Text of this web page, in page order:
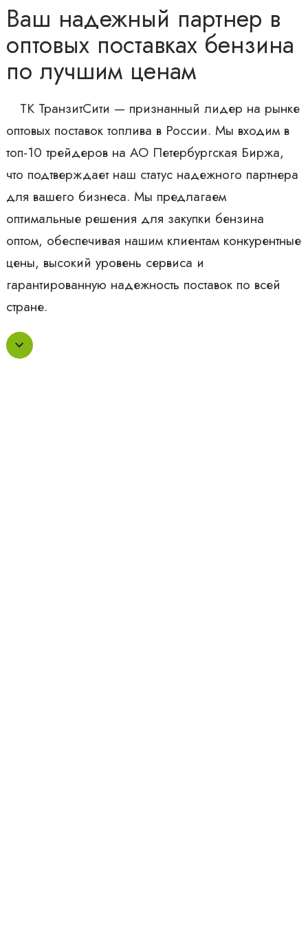
Ваш надежный партнер в
оптовых поставках бензина
по лучшим ценам
ТК ТранзитСити — признанный лидер на рынке
оптовых поставок топлива в России. Мы входим в
топ-10 трейдеров на АО Петербургская Биржа,
что подтверждает наш статус надежного партнера
для вашего бизнеса. Мы предлагаем
оптимальные решения для закупки бензина
оптом, обеспечивая нашим клиентам конкурентные
цены, высокий уровень сервиса и
гарантированную надежность поставок по всей
стране.